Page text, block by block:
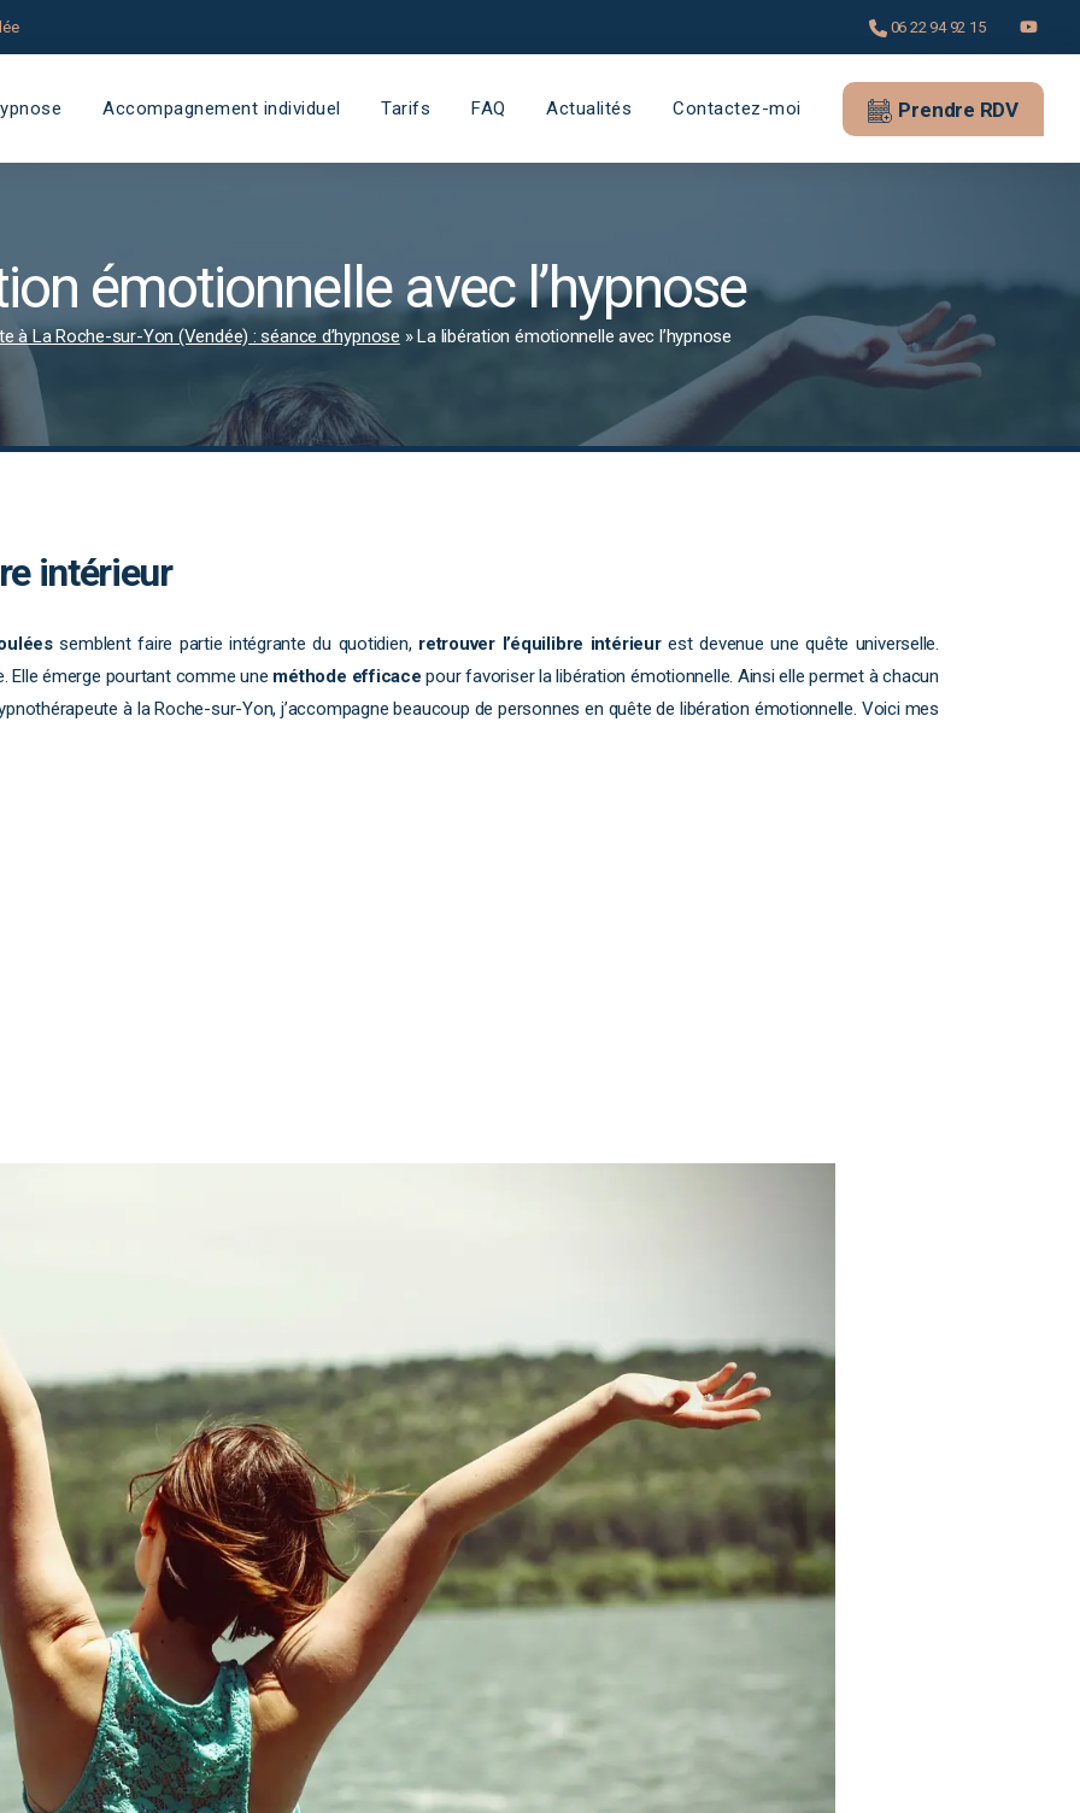
06 22 94 92 15
Accompagnement individuel Tarifs FAQ Actualités Contactez-moi Prendre RDV
émotionnelle avec l’hypnose
à La Roche-sur-Yon (Vendée) : séance d’hypnose »La libération émotionnelle avec l’hypnose
intérieur
semblent faire partie intégrante du quotidien, retrouver l’équilibre intérieurest devenue une quête universelle.
Elle émerge pourtant comme une méthode efficacepour favoriser la libération émotionnelle. Ainsi elle permet à chacun
à la Roche-sur-Yon, j’accompagne beaucoup de personnes en quête de libération émotionnelle. Voici mes